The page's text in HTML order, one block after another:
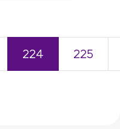
224 225